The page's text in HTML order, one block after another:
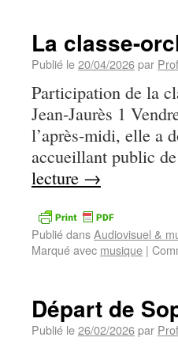
La classe-
Publié le20/04/2026par
Participation de la
Jean-Jaurès 1
l’après-midi, elle a
accueillant public
lecture →
Publié dansAudiovisuel &
Marqué avec musique |
Départ de
Publié le26/02/2026par